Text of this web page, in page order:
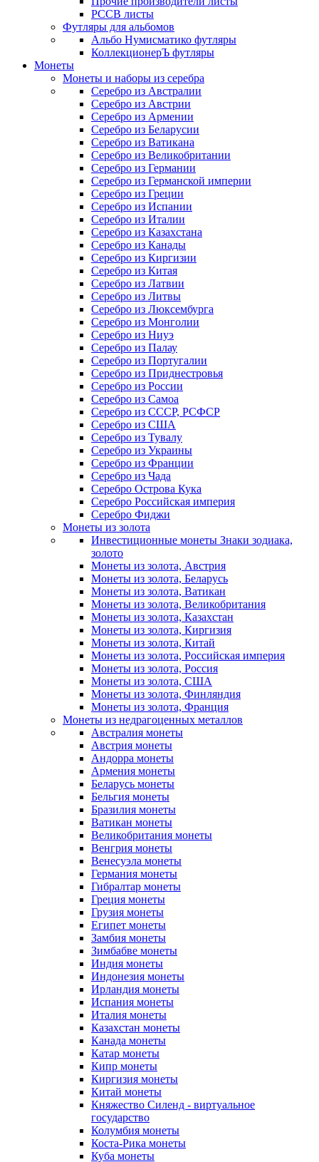
РССВ листы
Футляры для альбомов
Альбо Нумисматико футляры
КоллекционерЪ футляры
Монеты
Монеты и наборы из серебра
Серебро из Австралии
Серебро из Австрии
Серебро из Армении
Серебро из Беларусии
Серебро из Ватикана
Серебро из Великобритании
Серебро из Германии
Серебро из Германской империи
Серебро из Греции
Серебро из Испании
Серебро из Италии
Серебро из Казахстана
Серебро из Канады
Серебро из Киргизии
Серебро из Китая
Серебро из Латвии
Серебро из Литвы
Серебро из Люксембурга
Серебро из Монголии
Серебро из Ниуэ
Серебро из Палау
Серебро из Португалии
Серебро из Приднестровья
Серебро из России
Серебро из Самоа
Серебро из СССР, РСФСР
Серебро из США
Серебро из Тувалу
Серебро из Украины
Серебро из Франции
Серебро из Чада
Серебро Острова Кука
Серебро Российская империя
Серебро Фиджи
Монеты из золота
Инвестиционные монеты Знаки зодиака,
золото
Монеты из золота, Австрия
Монеты из золота, Беларусь
Монеты из золота, Ватикан
Монеты из золота, Великобритания
Монеты из золота, Казахстан
Монеты из золота, Киргизия
Монеты из золота, Китай
Монеты из золота, Российская империя
Монеты из золота, Россия
Монеты из золота, США
Монеты из золота, Финляндия
Монеты из золота, Франция
Монеты из недрагоценных металлов
Австралия монеты
Австрия монеты
Андорра монеты
Армения монеты
Беларусь монеты
Бельгия монеты
Бразилия монеты
Ватикан монеты
Великобритания монеты
Венгрия монеты
Венесуэла монеты
Германия монеты
Гибралтар монеты
Греция монеты
Грузия монеты
Египет монеты
Замбия монеты
Зимбабве монеты
Индия монеты
Индонезия монеты
Ирландия монеты
Испания монеты
Италия монеты
Казахстан монеты
Канада монеты
Катар монеты
Кипр монеты
Киргизия монеты
Китай монеты
Княжество Силенд - виртуальное
государство
Колумбия монеты
Коста-Рика монеты
Куба монеты